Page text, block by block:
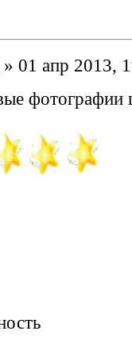
» 01 апр 2013,
фотографии